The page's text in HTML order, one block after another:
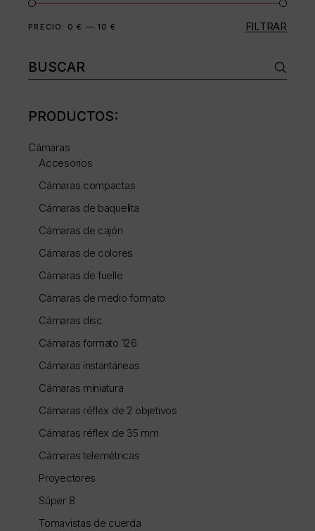
Precio
Precio FILTRAR
PRECIO: 0 € — 10 €
Buscar:
PRODUCTOS:
Cámaras
Accesorios
Cámaras compactas
Cámaras de baquelita
Cámaras de cajón
Cámaras de colores
Cámaras de fuelle
Cámaras de medio formato
Cámaras disc
Cámaras formato 126
Cámaras instantáneas
Cámaras miniatura
Cámaras réflex de 2 objetivos
Cámaras réflex de 35 mm
Cámaras telemétricas
Proyectores
Súper 8
Tomavistas de cuerda